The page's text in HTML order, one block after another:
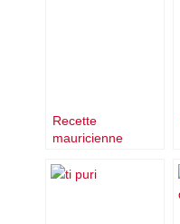
Recette
mauricienne